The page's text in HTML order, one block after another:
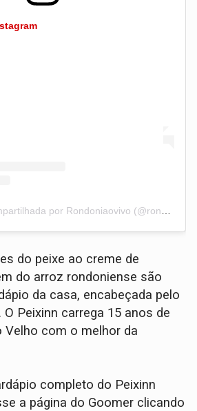
do peixe ao creme de
do arroz rondoniense são
da casa, encabeçada pelo
Peixinn carrega 15 anos de
com o melhor da
completo do Peixinn
a página do Goomer clicando